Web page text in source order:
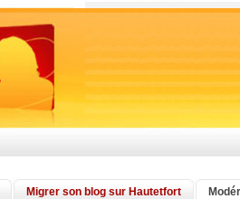
Migrer son blog sur Hautetfort